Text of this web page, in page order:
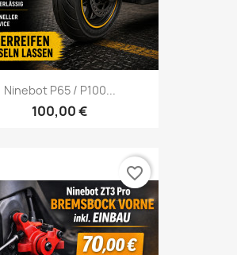
Ninebot P65 / P100...
100,00 €
favorite_border